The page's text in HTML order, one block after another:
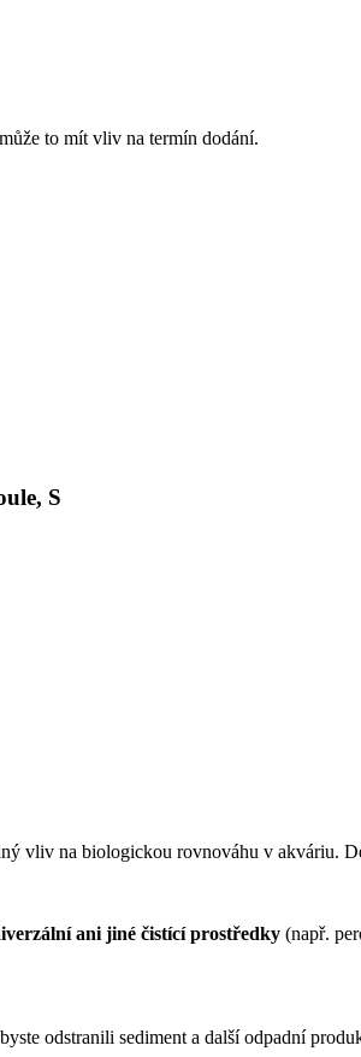
to mít vliv na termín dodání.
S
vliv na biologickou rovnováhu v akváriu.
ani jiné čistící prostředky (např.
odstranili sediment a další odpadní